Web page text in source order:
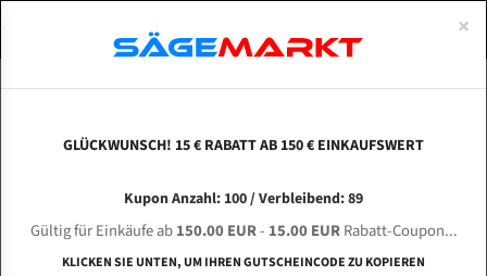
Bandsägeblätter für Profi
ABOUTS
ENGLISH
Bi-Metall Meterware
Fleischerei Bandsägeblätter
×
GLÜCKWUNSCH! 15 € RABATT AB 150 € EINKAUFSWERT
Kupon Anzahl: 100 / Verbleibend: 89
Gültig für Einkäufe ab150.00 EUR- 15.00 EURRabatt-Coupon...
KLICKEN SIE UNTEN, UM IHREN GUTSCHEINCODE ZU KOPIEREN